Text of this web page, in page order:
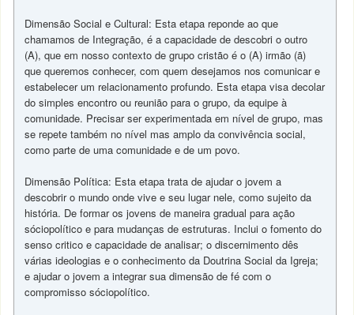
Dimensão Social e Cultural: Esta etapa reponde ao que
chamamos de Integração, é a capacidade de descobri o outro
(A), que em nosso contexto de grupo cristão é o (A) irmão (ã)
que queremos conhecer, com quem desejamos nos comunicar e
estabelecer um relacionamento profundo. Esta etapa visa decolar
do simples encontro ou reunião para o grupo, da equipe à
comunidade. Precisar ser experimentada em nível de grupo, mas
se repete também no nível mas amplo da convivência social,
como parte de uma comunidade e de um povo.
Dimensão Política: Esta etapa trata de ajudar o jovem a
descobrir o mundo onde vive e seu lugar nele, como sujeito da
história. De formar os jovens de maneira gradual para ação
sóciopolítico e para mudanças de estruturas. Inclui o fomento do
senso critico e capacidade de analisar; o discernimento dês
várias ideologias e o conhecimento da Doutrina Social da Igreja;
e ajudar o jovem a integrar sua dimensão de fé com o
compromisso sóciopolítico.